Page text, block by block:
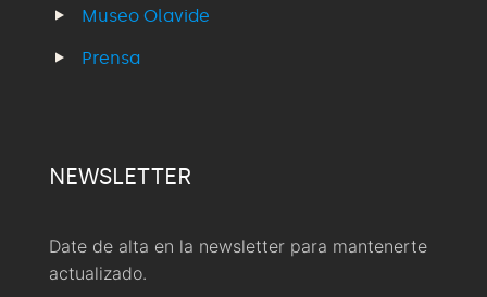
Museo Olavide
Prensa
NEWSLETTER
Date de alta en la newsletter para mantenerte
actualizado.